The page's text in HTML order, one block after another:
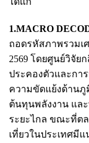
1.MACRO
ถอดรหัสภาพรวมเ
2569 โดยศูนย์วิจัย
ประคองตัวและกา
ความขัดแย้งด้านภู
ต้นทุนพลังงาน แล
ระยะไกล ขณะที่ต
เที่ยวในประเทศมี